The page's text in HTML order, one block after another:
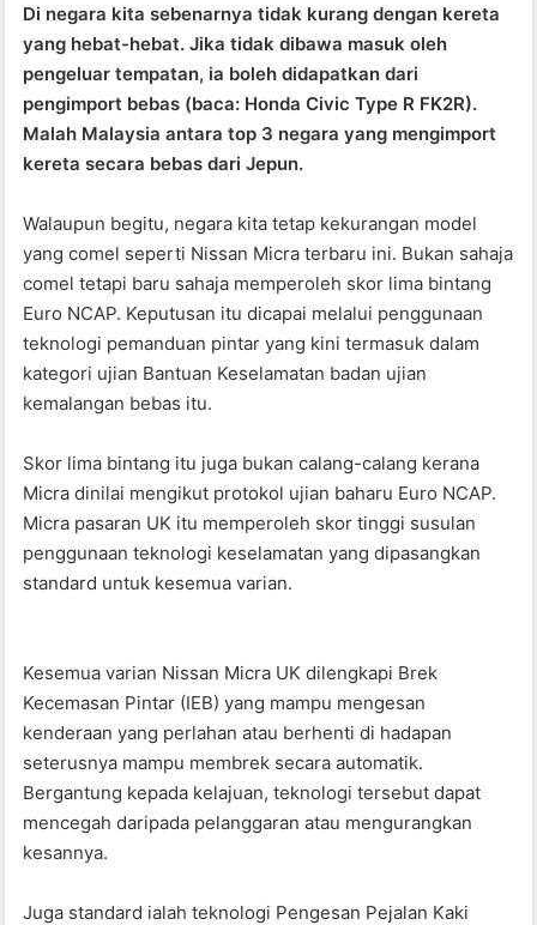
c
e
b
o
o
k
at
s
A
p
p
itt
er
Di negara kita sebenarnya tidak kurang dengan kereta
yang hebat-hebat. Jika tidak dibawa masuk oleh
pengeluar tempatan, ia boleh didapatkan dari
pengimport bebas (baca: Honda Civic Type R FK2R).
Malah Malaysia antara top 3 negara yang mengimport
kereta secara bebas dari Jepun.
Walaupun begitu, negara kita tetap kekurangan model
yang comel seperti Nissan Micra terbaru ini. Bukan sahaja
comel tetapi baru sahaja memperoleh skor lima bintang
Euro NCAP. Keputusan itu dicapai melalui penggunaan
teknologi pemanduan pintar yang kini termasuk dalam
kategori ujian Bantuan Keselamatan badan ujian
kemalangan bebas itu.
Skor lima bintang itu juga bukan calang-calang kerana
Micra dinilai mengikut protokol ujian baharu Euro NCAP.
Micra pasaran UK itu memperoleh skor tinggi susulan
penggunaan teknologi keselamatan yang dipasangkan
standard untuk kesemua varian.
Kesemua varian Nissan Micra UK dilengkapi Brek
Kecemasan Pintar (IEB) yang mampu mengesan
kenderaan yang perlahan atau berhenti di hadapan
seterusnya mampu membrek secara automatik.
Bergantung kepada kelajuan, teknologi tersebut dapat
mencegah daripada pelanggaran atau mengurangkan
kesannya.
Juga standard ialah teknologi Pengesan Pejalan Kaki